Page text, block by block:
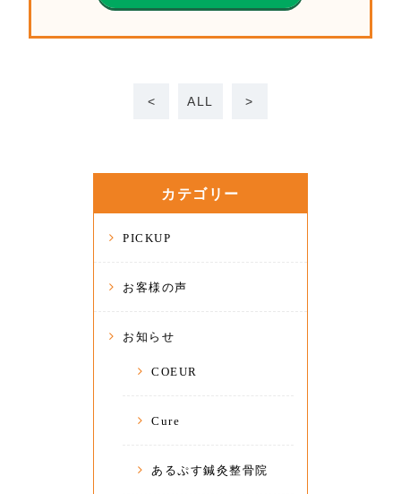
< ALL >
カテゴリー
PICKUP
お客様の声
お知らせ
COEUR
Cure
あるぷす鍼灸整骨院